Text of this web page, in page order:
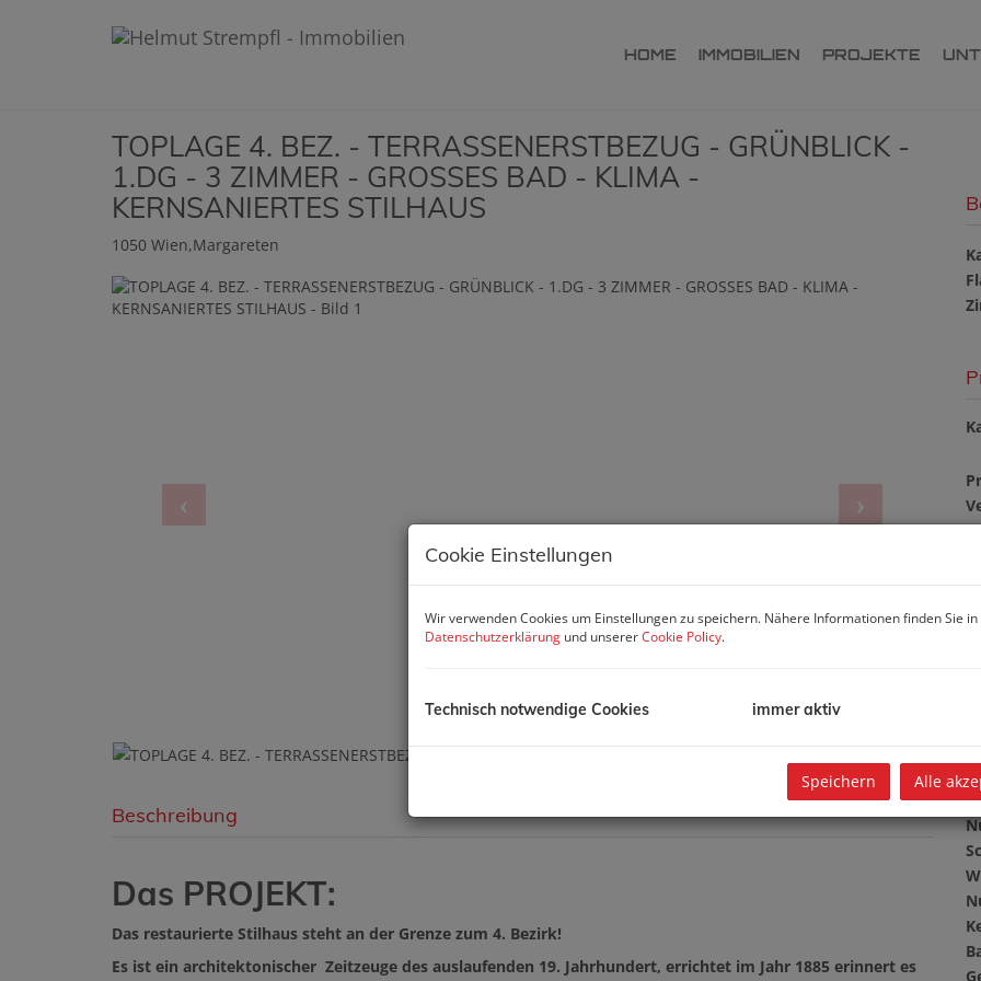
HOME IMMOBILIEN PROJEKTE
TOPLAGE 4. BEZ. - TERRASSENERSTBEZUG - GRÜNBLICK -
1.DG - 3 ZIMMER - GROSSES BAD - KLIMA -
KERNSANIERTES STILHAUS
1050 Wien,Margareten
Beschreibung
Das PROJEKT:
Das restaurierte Stilhaus steht an der Grenze zum 4. Bezirk!
Es ist ein architektonischer Zeitzeuge des auslaufenden 19. Jahrhundert, errichtet im Jahr 1885 erinnert es
Cookie Einstellungen
Wir verwenden Cookies um Einstellungen zu speichern. Nähere Informationen finden Sie
Datenschutzerklärung und unsererCookie Policy.
Technisch notwendige Cookies immer aktiv
Speichern Alle